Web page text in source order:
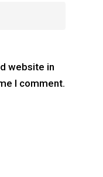
website in
I comment.